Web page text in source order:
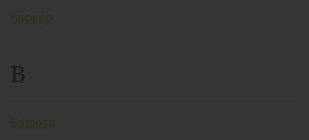
Брокер
В
Валюта